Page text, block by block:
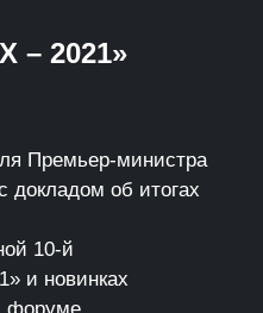
– 2021»
Премьер-министра
об итогах
10-й
и новинках